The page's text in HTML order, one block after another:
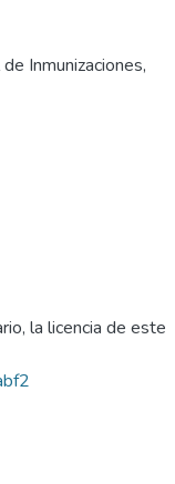
Inmunizaciones,
la licencia de este